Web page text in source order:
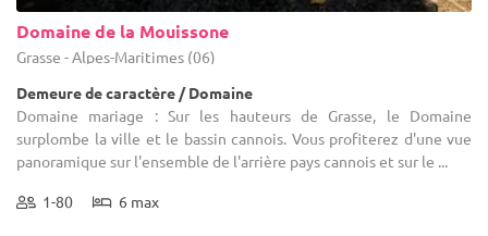
Domaine de la Mouissone
Grasse - Alpes-Maritimes (06)
Demeure de caractère / Domaine
Domaine mariage : Sur les hauteurs de Grasse, le Domaine
surplombe la ville et le bassin cannois. Vous profiterez d'une vue
panoramique sur l'ensemble de l'arrière pays cannois et sur le ...
1-80 6 max